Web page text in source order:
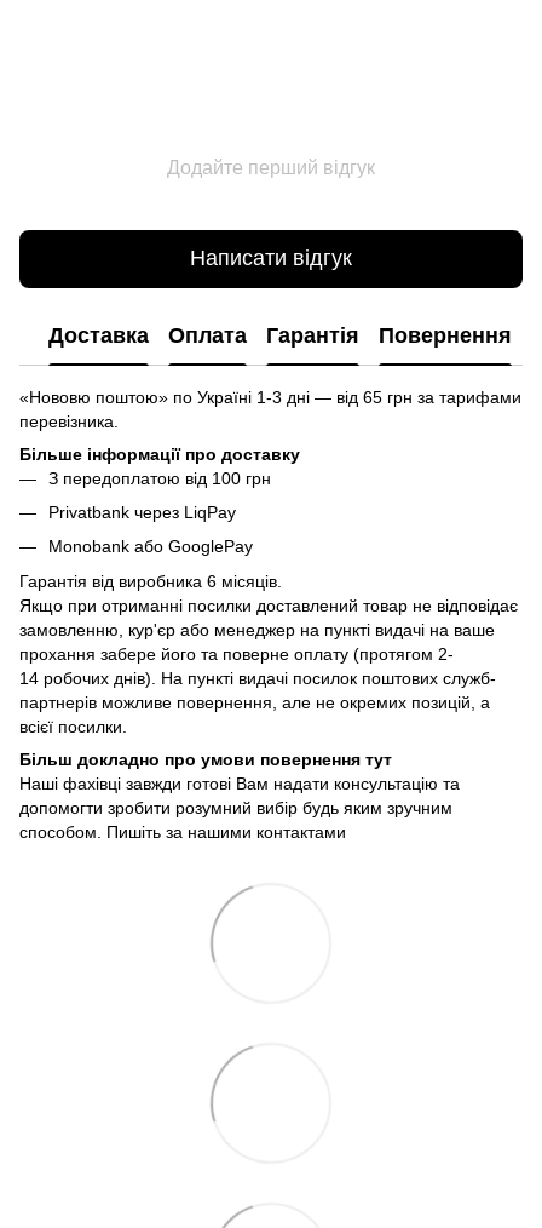
Додайте перший відгук
Написати відгук
Доставка Оплата Гарантія Повернення
«Нововю поштою» по Україні 1-3 дні — від 65 грн за тарифами
перевізника.
Більше інформації про доставку
З передоплатою від 100 грн
Privatbank через LiqPay
Monobank або GooglePay
Гарантія від виробника 6 місяців.
Якщо при отриманні посилки доставлений товар не відповідає
замовленню, кур'єр або менеджер на пункті видачі на ваше
прохання забере його та поверне оплату (протягом 2-
14 робочих днів). На пункті видачі посилок поштових служб-
партнерів можливе повернення, але не окремих позицій, а
всієї посилки.
Більш докладно про умови повернення тут
Наші фахівці завжди готові Вам надати консультацію та
допомогти зробити розумний вибір будь яким зручним
способом. Пишіть за нашими контактами